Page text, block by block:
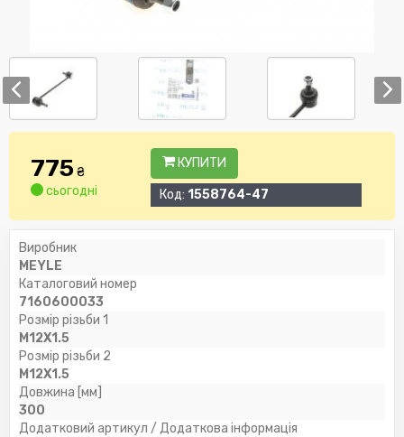
775₴
сьогодні
КУПИТИ
Код: 1558764-47
Виробник
MEYLE
Каталоговий номер
7160600033
Розмір різьби 1
M12X1.5
Розмір різьби 2
M12X1.5
Довжина [мм]
300
Додатковий артикул / Додаткова інформація